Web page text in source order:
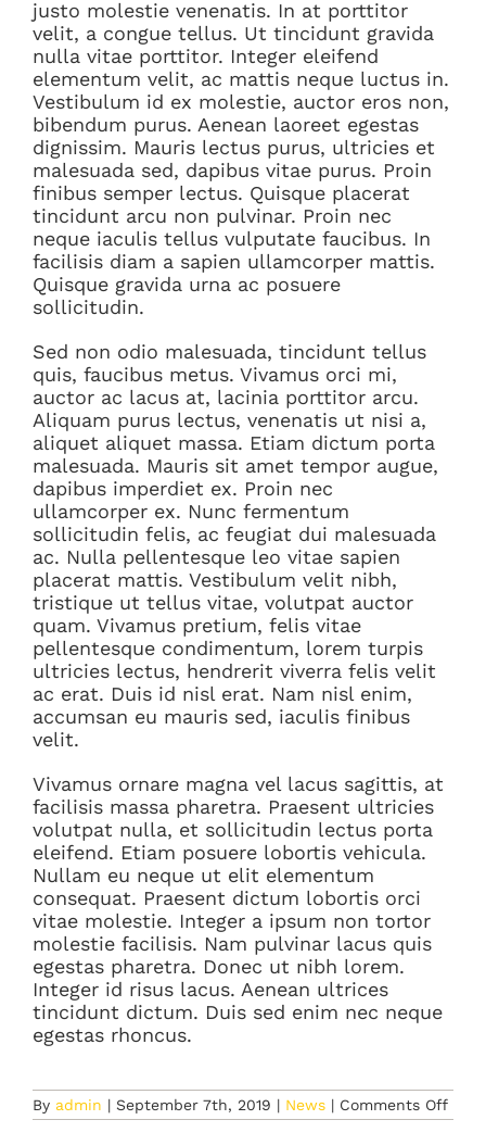
justo molestie venenatis. In at porttitor
velit, a congue tellus. Ut tincidunt gravida
nulla vitae porttitor. Integer eleifend
elementum velit, ac mattis neque luctus in.
Vestibulum id ex molestie, auctor eros non,
bibendum purus. Aenean laoreet egestas
dignissim. Mauris lectus purus, ultricies et
malesuada sed, dapibus vitae purus. Proin
finibus semper lectus. Quisque placerat
tincidunt arcu non pulvinar. Proin nec
neque iaculis tellus vulputate faucibus. In
facilisis diam a sapien ullamcorper mattis.
Quisque gravida urna ac posuere
sollicitudin.
Sed non odio malesuada, tincidunt tellus
quis, faucibus metus. Vivamus orci mi,
auctor ac lacus at, lacinia porttitor arcu.
Aliquam purus lectus, venenatis ut nisi a,
aliquet aliquet massa. Etiam dictum porta
malesuada. Mauris sit amet tempor augue,
dapibus imperdiet ex. Proin nec
ullamcorper ex. Nunc fermentum
sollicitudin felis, ac feugiat dui malesuada
ac. Nulla pellentesque leo vitae sapien
placerat mattis. Vestibulum velit nibh,
tristique ut tellus vitae, volutpat auctor
quam. Vivamus pretium, felis vitae
pellentesque condimentum, lorem turpis
ultricies lectus, hendrerit viverra felis velit
ac erat. Duis id nisl erat. Nam nisl enim,
accumsan eu mauris sed, iaculis finibus
velit.
Vivamus ornare magna vel lacus sagittis, at
facilisis massa pharetra. Praesent ultricies
volutpat nulla, et sollicitudin lectus porta
eleifend. Etiam posuere lobortis vehicula.
Nullam eu neque ut elit elementum
consequat. Praesent dictum lobortis orci
vitae molestie. Integer a ipsum non tortor
molestie facilisis. Nam pulvinar lacus quis
egestas pharetra. Donec ut nibh lorem.
Integer id risus lacus. Aenean ultrices
tincidunt dictum. Duis sed enim nec neque
egestas rhoncus.
By admin | September 7th, 2019 | News | Comments Offon
The